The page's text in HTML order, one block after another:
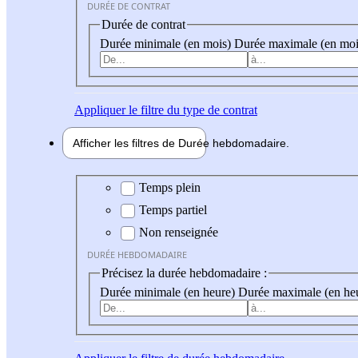
DURÉE DE CONTRAT
Durée de contrat
Durée minimale (en mois) Durée maximale (en
Appliquerle filtre du type de contrat
Afficher les filtres de Durée hebdomadaire
Durée hebdomadaire
Temps plein
Temps partiel
Non renseignée
DURÉE HEBDOMADAIRE
Précisez la durée hebdomadaire :
Durée minimale (en heure) Durée maximale (en